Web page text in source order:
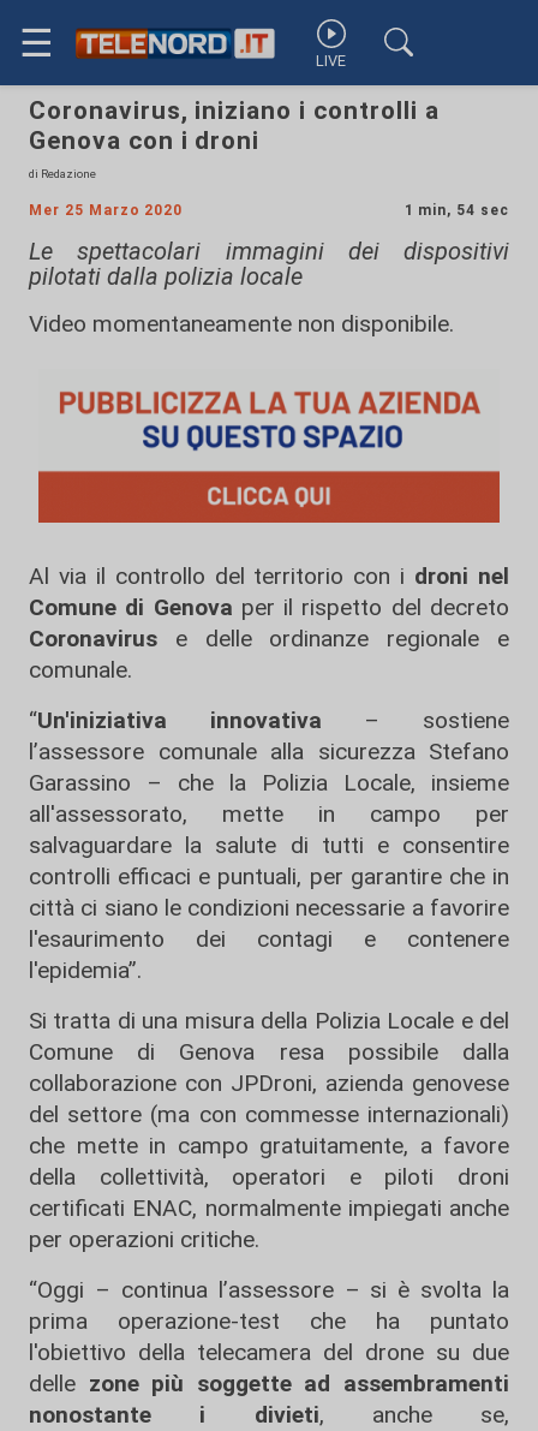
☰ LIVE
Coronavirus, iniziano i controlli a
Genova con i droni
di Redazione
Mer 25 Marzo 2020 1 min, 54 sec
Le spettacolari immagini dei dispositivi
pilotati dalla polizia locale
Video momentaneamente non disponibile.
Al via il controllo del territorio con i droni nel
Comune di Genova per il rispetto del decreto
Coronavirus e delle ordinanze regionale e
comunale.
“Un'iniziativa innovativa – sostiene
l’assessore comunale alla sicurezza Stefano
Garassino – che la Polizia Locale, insieme
all'assessorato, mette in campo per
salvaguardare la salute di tutti e consentire
controlli efficaci e puntuali, per garantire che in
città ci siano le condizioni necessarie a favorire
l'esaurimento dei contagi e contenere
l'epidemia”.
Si tratta di una misura della Polizia Locale e del
Comune di Genova resa possibile dalla
collaborazione con JPDroni, azienda genovese
del settore (ma con commesse internazionali)
che mette in campo gratuitamente, a favore
della collettività, operatori e piloti droni
certificati ENAC, normalmente impiegati anche
per operazioni critiche.
“Oggi – continua l’assessore – si è svolta la
prima operazione-test che ha puntato
l'obiettivo della telecamera del drone su due
delle zone più soggette ad assembramenti
nonostante i divieti, anche se,